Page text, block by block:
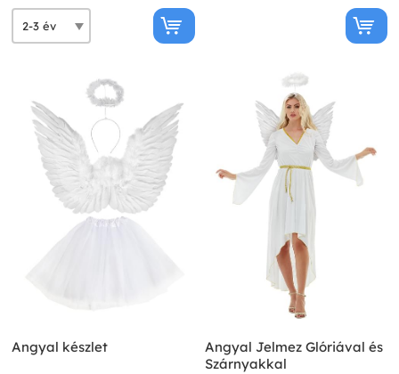
Angyal készlet
Angyal Jelmez Glóriával és
Szárnyakkal